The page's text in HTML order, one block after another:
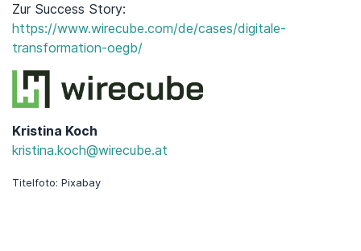
Zur Success Story:
https://www.wirecube.com/de/cases/digitale-
transformation-oegb/
Kristina Koch
kristina.koch@wirecube.at
Titelfoto: Pixabay